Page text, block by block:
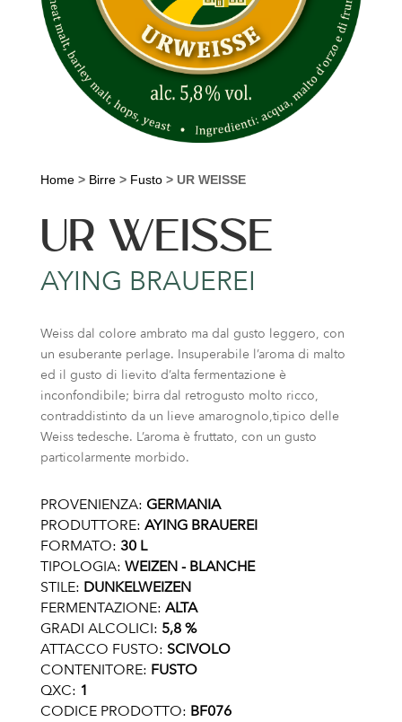
Home> Birre> Fusto> UR WEISSE
UR WEISSE
AYING BRAUEREI
Weiss dal colore ambrato ma dal gusto leggero, con
un esuberante perlage. Insuperabile l’aroma di malto
ed il gusto di lievito d’alta fermentazione è
inconfondibile; birra dal retrogusto molto ricco,
contraddistinto da un lieve amarognolo,tipico delle
Weiss tedesche. L’aroma è fruttato, con un gusto
particolarmente morbido.
PROVENIENZA: GERMANIA
PRODUTTORE: AYING BRAUEREI
FORMATO: 30 L
TIPOLOGIA: WEIZEN - BLANCHE
STILE: DUNKELWEIZEN
FERMENTAZIONE: ALTA
GRADI ALCOLICI: 5,8 %
ATTACCO FUSTO: SCIVOLO
CONTENITORE: FUSTO
QXC: 1
CODICE PRODOTTO: BF076